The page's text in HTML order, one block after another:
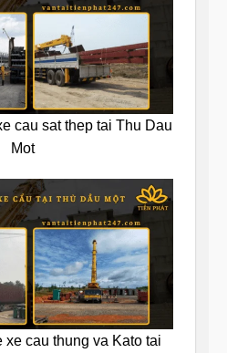
cau sat thep tai Thu Dau
Mot
xe cau thung va Kato tai